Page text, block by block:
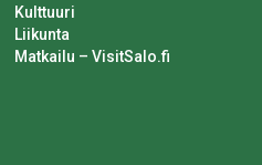
Kulttuuri
Liikunta
Matkailu – VisitSalo.fi